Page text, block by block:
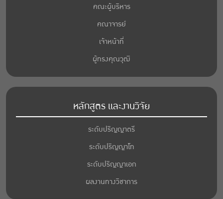
คณะผู้บริหาร
คณาจารย์
เจ้าหน้าที่
ผู้ทรงคุณวุฒิ
หลักสูตร และงานวิจัย
ระดับปริญญาตรี
ระดับปริญญาโท
ระดับปริญญาเอก
ผลงานทางวิชาการ